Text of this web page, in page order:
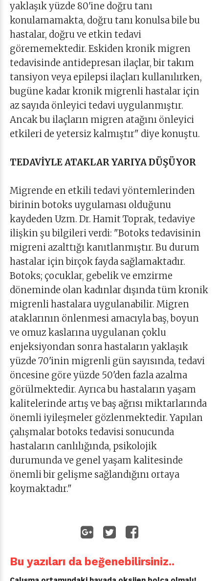
yaklaşık yüzde 80'ine doğru tanı
konulamamakta, doğru tanı konulsa bile bu
hastalar, doğru ve etkin tedavi
görememektedir. Eskiden kronik migren
tedavisinde antidepresan ilaçlar, bir takım
tansiyon veya epilepsi ilaçları kullanılırken,
bugüne kadar kronik migrenli hastalar için
az sayıda önleyici tedavi uygulanmıştır.
Ancak bu ilaçların migren atağını önleyici
etkileri de yetersiz kalmıştır" diye konuştu.
TEDAVİYLE ATAKLAR YARIYA DÜŞÜYOR
Migrende en etkili tedavi yöntemlerinden
birinin botoks uygulaması olduğunu
kaydeden Uzm. Dr. Hamit Toprak, tedaviye
ilişkin şu bilgileri verdi: "Botoks tedavisinin
migreni azalttığı kanıtlanmıştır. Bu durum
hastalar için birçok fayda sağlamaktadır.
Botoks; çocuklar, gebelik ve emzirme
döneminde olan kadınlar dışında tüm kronik
migrenli hastalara uygulanabilir. Migren
ataklarının önlenmesi amacıyla baş, boyun
ve omuz kaslarına uygulanan çoklu
enjeksiyondan sonra hastaların yaklaşık
yüzde 70'inin migrenli gün sayısında, tedavi
öncesine göre yüzde 50'den fazla azalma
görülmektedir. Ayrıca bu hastaların yaşam
kalitelerinde artış ve baş ağrısı miktarlarında
önemli iyileşmeler gözlenmektedir. Yapılan
çalışmalar botoks tedavisi sonucunda
hastaların canlılığında, psikolojik
durumunda ve genel yaşam kalitesinde
önemli bir gelişme sağlandığını ortaya
koymaktadır."
Bu yazıları da beğenebilirsiniz..